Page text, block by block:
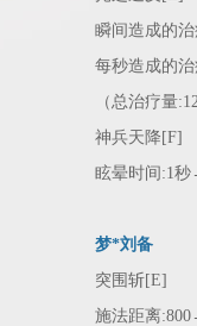
瞬间造成的治
每秒造成的
（总治疗量
神兵天降[F]
眩晕时间:1
梦*刘备
突围斩[E]
施法距离